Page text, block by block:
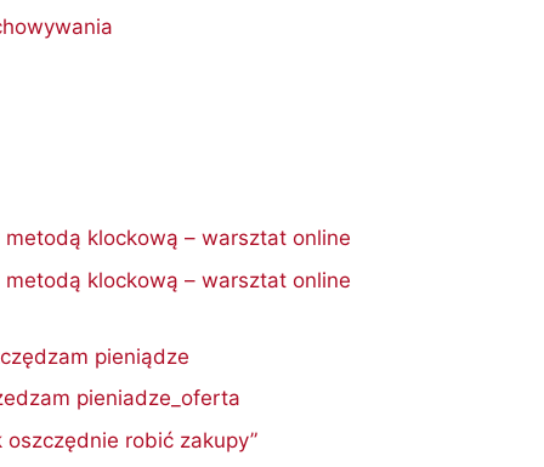
metodą klockową – warsztat online
metodą klockową – warsztat online
pieniądze
pieniadze_oferta
oszczędnie robić zakupy”